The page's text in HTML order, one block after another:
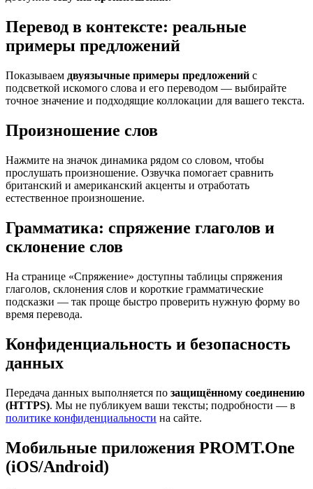
Перевод в контексте: реальные
примеры предложений
Показываем двуязычные примеры предложений с
подсветкой искомого слова и его переводом — выбирайте
точное значение и подходящие коллокации для вашего текста.
Произношение слов
Нажмите на значок динамика рядом со словом, чтобы
прослушать произношение. Озвучка помогает сравнить
британский и американский акценты и отработать
естественное произношение.
Грамматика: спряжение глаголов и
склонение слов
На странице «Спряжение» доступны таблицы спряжения
глаголов, склонения слов и короткие грамматические
подсказки — так проще быстро проверить нужную форму во
время перевода.
Конфиденциальность и безопасность
данных
Передача данных выполняется по защищённому соединению
(HTTPS). Мы не публикуем ваши тексты; подробности — в
политике конфиденциальности на сайте.
Мобильные приложения PROMT.One
(iOS/Android)